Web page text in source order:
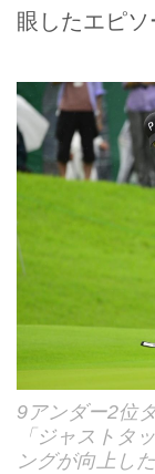
眼したエピソ
9アンダー2位
「ジャストタ
ングが向上し